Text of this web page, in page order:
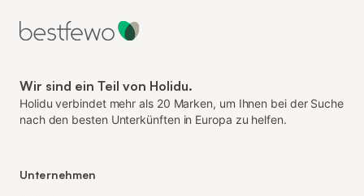
Wir sind ein Teil von Holidu.
Holidu verbindet mehr als 20 Marken, um Ihnen bei der Suche
nach den besten Unterkünften in Europa zu helfen.
Unternehmen